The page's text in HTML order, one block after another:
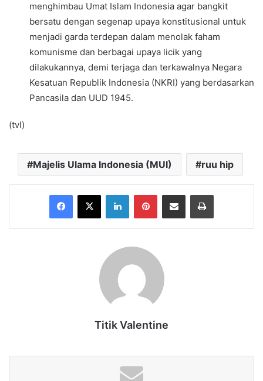
menghimbau Umat Islam Indonesia agar bangkit
bersatu dengan segenap upaya konstitusional untuk
menjadi garda terdepan dalam menolak faham
komunisme dan berbagai upaya licik yang
dilakukannya, demi terjaga dan terkawalnya Negara
Kesatuan Republik Indonesia (NKRI) yang berdasarkan
Pancasila dan UUD 1945.
(tvl)
Majelis Ulama Indonesia (MUI) ruu hip
Facebook
X LinkedInPinterestShare via Email Print
Titik Valentine